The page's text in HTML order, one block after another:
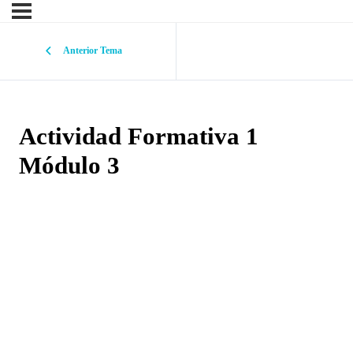
Anterior Tema
Actividad Formativa 1
Módulo 3